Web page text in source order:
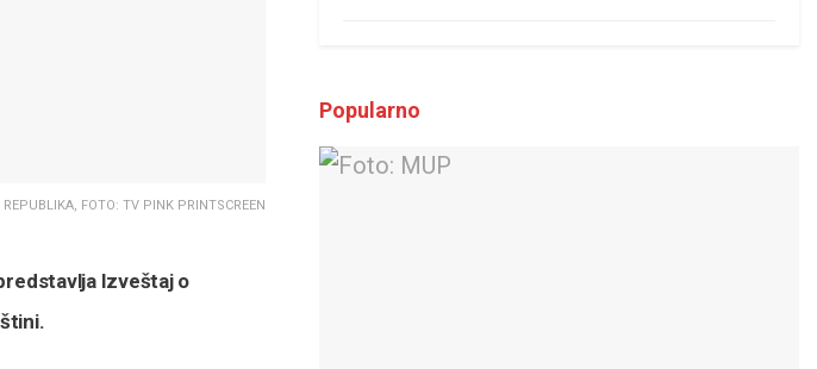
REPUBLIKA, FOTO: TV PINK PRINTSCREEN
Izveštaj o
Popularno